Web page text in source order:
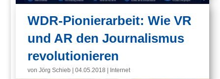
WDR-Pionierarbeit: Wie VR
und AR den Journalismus
revolutionieren
vonJörg Schieb |04.05.2018 Internet